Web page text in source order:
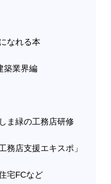
なれる本
業界編
ま緑の工務店研修
務店支援エキスポ」
宅FCなど